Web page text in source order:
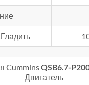
CumminsQSB6.7-
Двигатель